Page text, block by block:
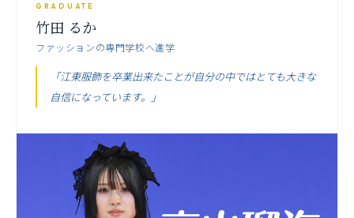
GRADUATE
竹田 るか
ファッションの専門学校へ進学
「江東服飾を卒業出来たことが自分の中ではとても大きな
自信になっています。」